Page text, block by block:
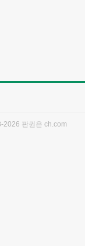
2026 판권은 ch.com